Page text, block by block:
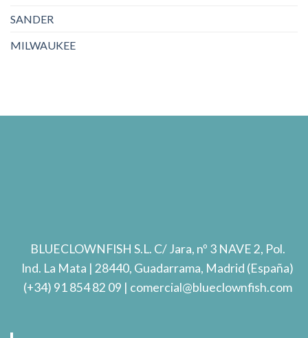
SANDER
MILWAUKEE
BLUECLOWNFISH S.L. C/ Jara, nº 3 NAVE 2, Pol.
Ind. La Mata | 28440, Guadarrama, Madrid (España)
(+34) 91 854 82 09 | comercial@blueclownfish.com